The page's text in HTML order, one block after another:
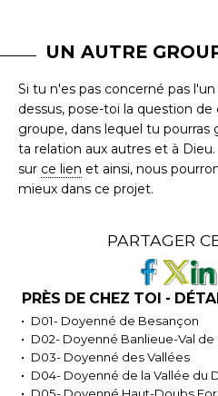
UN AUTRE
Si tu n'es pas concerné pas
dessus, pose-toi la question
groupe, dans lequel tu pourras
ta relation aux autres et à
sur ce lien et ainsi, nous
mieux dans ce projet.
PARTAGER
PRÈS DE CHEZ TOI -
D01- Doyenné de Besançon
D02- Doyenné Banlieue-Val de
D03- Doyenné des Vallées
D04- Doyenné de la Vallée du